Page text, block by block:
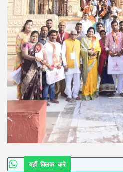
यहाँ क्लिक करे